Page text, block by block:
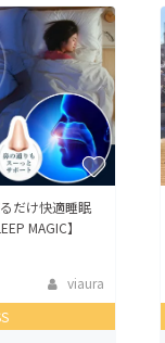
だけ快適睡眠
MAGIC】
viaura